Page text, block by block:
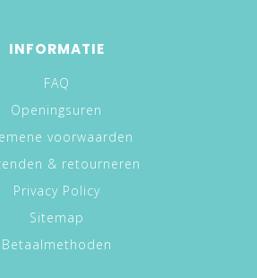
INFORMATIE
FAQ
Openingsuren
voorwaarden
& retourneren
Privacy Policy
Sitemap
Betaalmethoden